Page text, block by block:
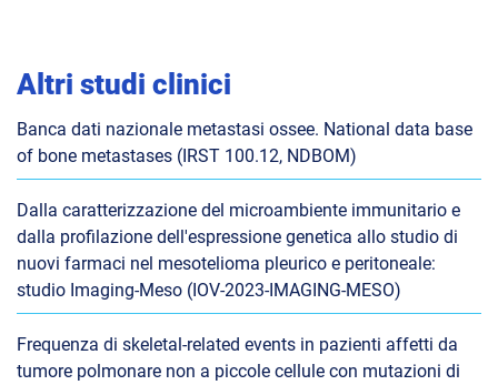
Altri studi clinici
Banca dati nazionale metastasi ossee. National data base
of bone metastases (IRST 100.12, NDBOM)
Dalla caratterizzazione del microambiente immunitario e
dalla profilazione dell'espressione genetica allo studio di
nuovi farmaci nel mesotelioma pleurico e peritoneale:
studio Imaging-Meso (IOV-2023-IMAGING-MESO)
Frequenza di skeletal-related events in pazienti affetti da
tumore polmonare non a piccole cellule con mutazioni di